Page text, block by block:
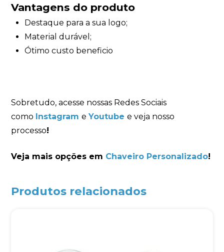
Vantagens do produto
Destaque para a sua logo;
Material durável;
Ótimo custo beneficio
Sobretudo, acesse nossas Redes Sociais
como Instagram eYoutube e veja nosso
processo!
Veja mais opções em Chaveiro Personalizado!
Produtos relacionados